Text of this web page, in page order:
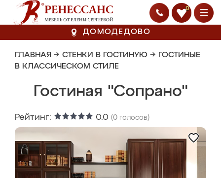
0
ДОМОДЕДОВО
ГЛАВНАЯ → СТЕНКИ В ГОСТИНУЮ → ГОСТИНЫЕ
В КЛАССИЧЕСКОМ СТИЛЕ
Гостиная "Сопрано"
Рейтинг: 0.0 (0 голосов)